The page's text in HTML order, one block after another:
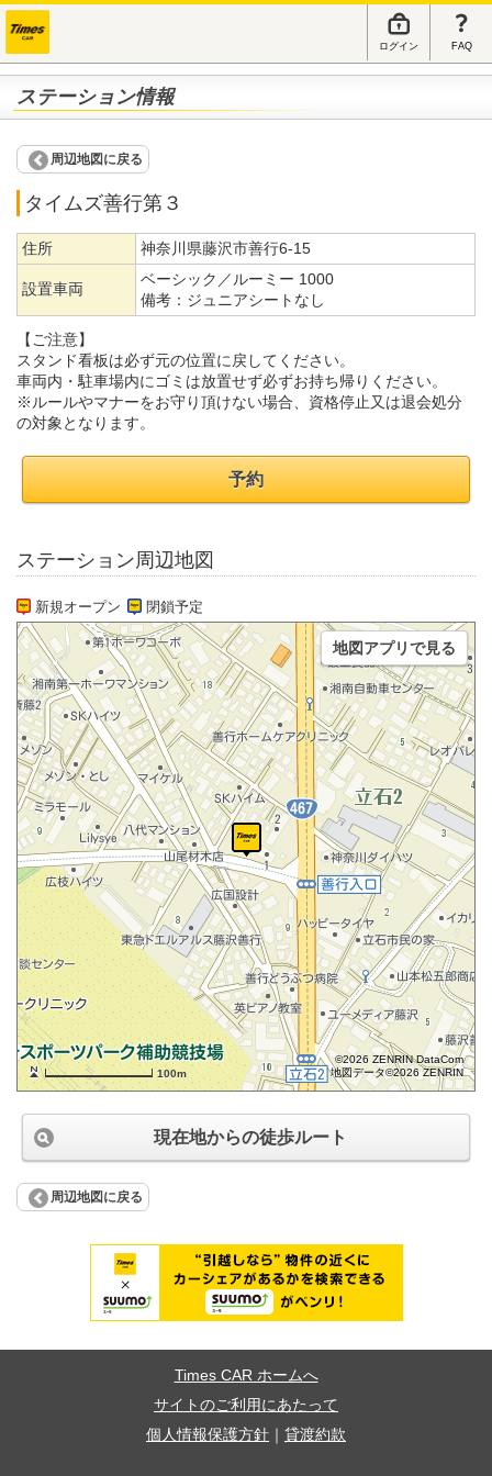
ログイン FAQ
ステーション情報
周辺地図に戻る
タイムズ善行第３
住所 神奈川県藤沢市善行6-15
設置車両
ベーシック／ルーミー 1000
備考： ジュニアシートなし
【ご注意】
スタンド看板は必ず元の位置に戻してください。
車両内・駐車場内にゴミは放置せず必ずお持ち帰りください。
※ルールやマナーをお守り頂けない場合、資格停止又は退会処分
の対象となります。
予約
ステーション周辺地図
新規オープン 閉鎖予定
100m
©2026 ZENRIN DataCom
地図データ©2026 ZENRIN
地図アプリで見る
現在地からの徒歩ルート
周辺地図に戻る
Times CAR ホームへ
サイトのご利用にあたって
個人情報保護方針
貸渡約款